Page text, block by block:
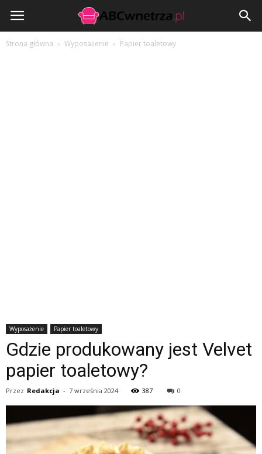
ABCwnetrza.pl
Strona główna Wyposażenie Papier toaletowy
Wyposażenie Papier toaletowy
Gdzie produkowany jest Velvet
papier toaletowy?
Przez Redakcja - 7 września 2024 387 0